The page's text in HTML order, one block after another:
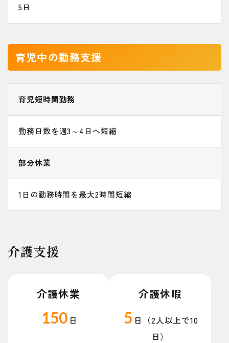
5日
育児中の勤務支援
育児短時間勤務
勤務日数を週3～4日へ短縮
部分休業
1日の勤務時間を最大2時間短縮
介護支援
介護休業
150 日
介護休暇
5 日（2人以上で10
日）